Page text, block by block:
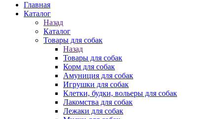
Главная
Каталог
Назад
Каталог
Товары для собак
Назад
Товары для собак
Корм для собак
Амуниция для собак
Игрушки для собак
Клетки, будки, вольеры для собак
Лакомства для собак
Лежаки для собак